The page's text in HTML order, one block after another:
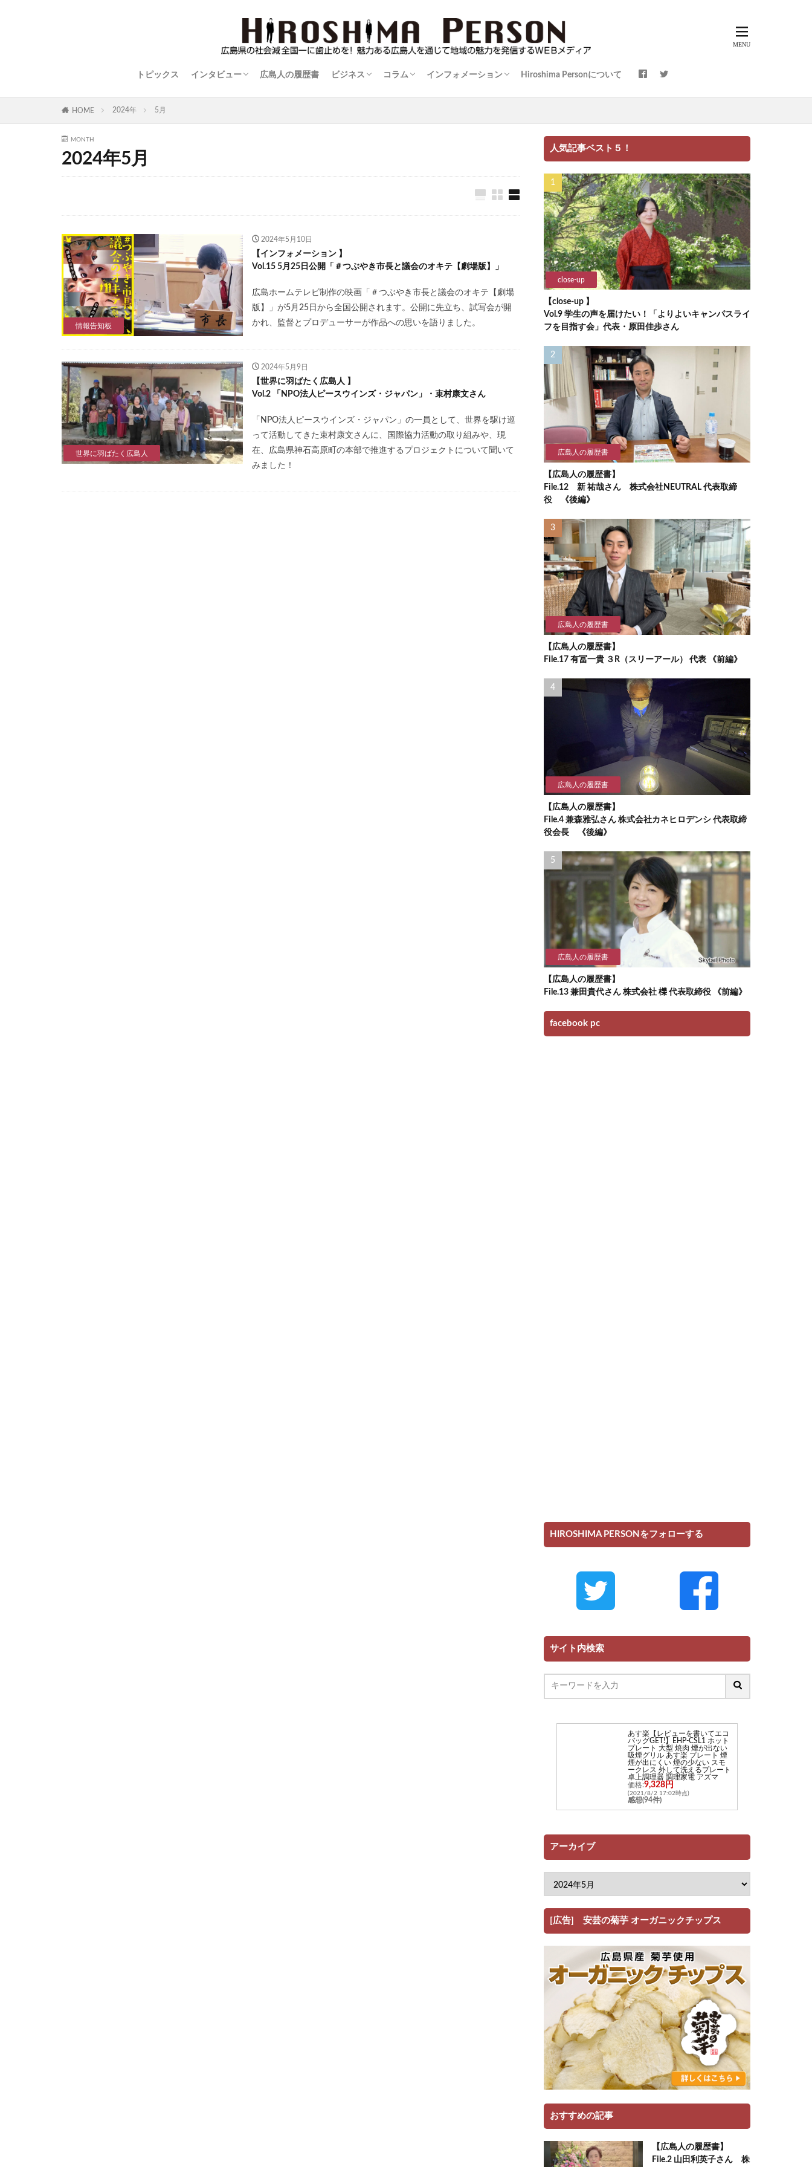
トピックス インタビュー 広島人の履歴書 ビジネス コラム インフォメーション Hiroshima Personについて
HOME 2024年 5月
MONTH
2024年5月
情報告知板
2024年5月10日
【インフォメーション 】
Vol.15 5月25日公開「＃つぶやき市長と議会のオキテ【劇場版】」
広島ホームテレビ制作の映画「＃つぶやき市長と議会のオキテ【劇場
版】」が5月25日から全国公開されます。公開に先立ち、試写会が開
かれ、監督とプロデューサーが作品への思いを語りました。
世界に羽ばたく広島人
2024年5月9日
【世界に羽ばたく広島人 】
Vol.2 「NPO法人ピースウインズ・ジャパン」・束村康文さん
「NPO法人ピースウインズ・ジャパン」の一員として、世界を駆け巡
って活動してきた束村康文さんに、国際協力活動の取り組みや、現
在、広島県神石高原町の本部で推進するプロジェクトについて聞いて
みました！
人気記事ベスト５！
close-up
【close-up 】
Vol.9 学生の声を届けたい！「よりよいキャンパスライ
フを目指す会」代表・原田佳歩さん
広島人の履歴書
【広島人の履歴書】
File.12 新 祐哉さん 株式会社NEUTRAL 代表取締
役 《後編》
広島人の履歴書
【広島人の履歴書】
File.17 有冨一貴 ３R（スリーアール） 代表 《前編》
広島人の履歴書
【広島人の履歴書】
File.4 兼森雅弘さん 株式会社カネヒロデンシ 代表取締
役会長 《後編》
広島人の履歴書
【広島人の履歴書】
File.13 兼田貴代さん 株式会社 櫟 代表取締役 《前編》
facebook pc
HIROSHIMA PERSONをフォローする
サイト内検索
あす楽【レビューを書いてエコ
バッグGET!】EHP-CSL1 ホット
プレート 大型 焼肉 煙が出ない
吸煙グリル あす楽 プレート 煙
煙が出にくい 煙の少ない スモ
ークレス 外して洗えるプレート
卓上調理器 調理家電 アズマ
価格:9,328円
(2021/8/2 17:02時点)
感想(94件)
アーカイブ
[広告] 安芸の菊芋 オーガニックチップス
おすすめの記事
【広島人の履歴書】
File.2 山田利英子さん 株